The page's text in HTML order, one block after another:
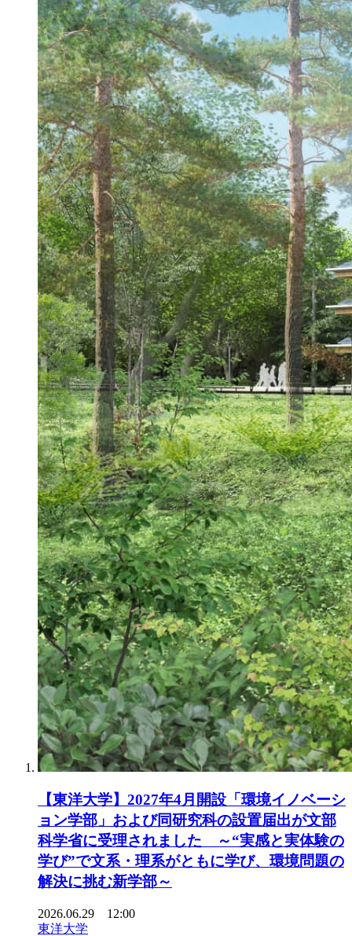
【東洋大学】2027年4月開設「環境イノベーシ
ョン学部」および同研究科の設置届出が文部
科学省に受理されました ～“実感と実体験の
学び”で文系・理系がともに学び、環境問題の
解決に挑む新学部～
2026.06.29 12:00
東洋大学